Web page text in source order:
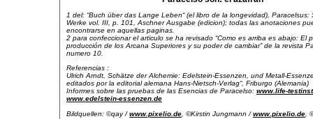
1 del: “Buch über das Lange Leben“ (el libro de la longevidad), Paracelsus:
Werke vol. III, p. 101, Aschner Ausgabe (edicion); todas las anotaciones
encontrarse en aquellas paginas.
2 para confeccionar el articulo se ha revisado “Como es arriba es abajo: El
producción de los Arcana Superiores y su poder de cambiar” de la revista
numero 10.
Referencias :
Ulrich Arndt, Schätze der Alchemie: Edelstein-Essenzen, und Metall-
editados por la editorial alemana Hans-Nietsch-Verlag“, Friburgo (Alemania)
Informes sobre las pruebas de las Esencias de Paracelso: www.life-
www.edelstein-essenzen.de
Bildquellen: ©qay /www.pixelio.de , ©Kirstin Jungmann /www.pixelio.de ,